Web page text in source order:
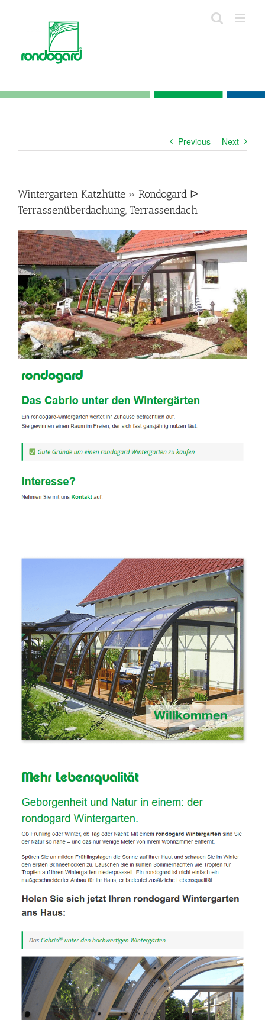
Previous Next
Wintergarten Katzhütte » Rondogard ᐅ
Terrassenüberdachung, Terrassendach